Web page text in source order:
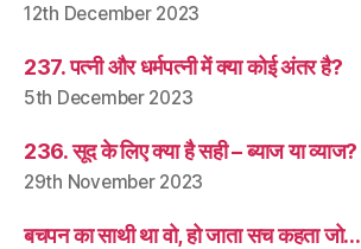
12th December 2023
237. पत्नी और धर्मपत्नी में क्या कोई अंतर है?
5th December 2023
236. सूद के लिए क्या है सही – ब्याज या व्याज?
29th November 2023
बचपन का साथी था वो, हो जाता सच कहता जो…